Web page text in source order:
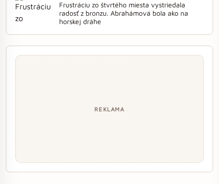
Frustráciu zo štvrtého miesta vystriedala
radosť z bronzu. Abrahámová bola ako na
horskej dráhe
REKLAMA